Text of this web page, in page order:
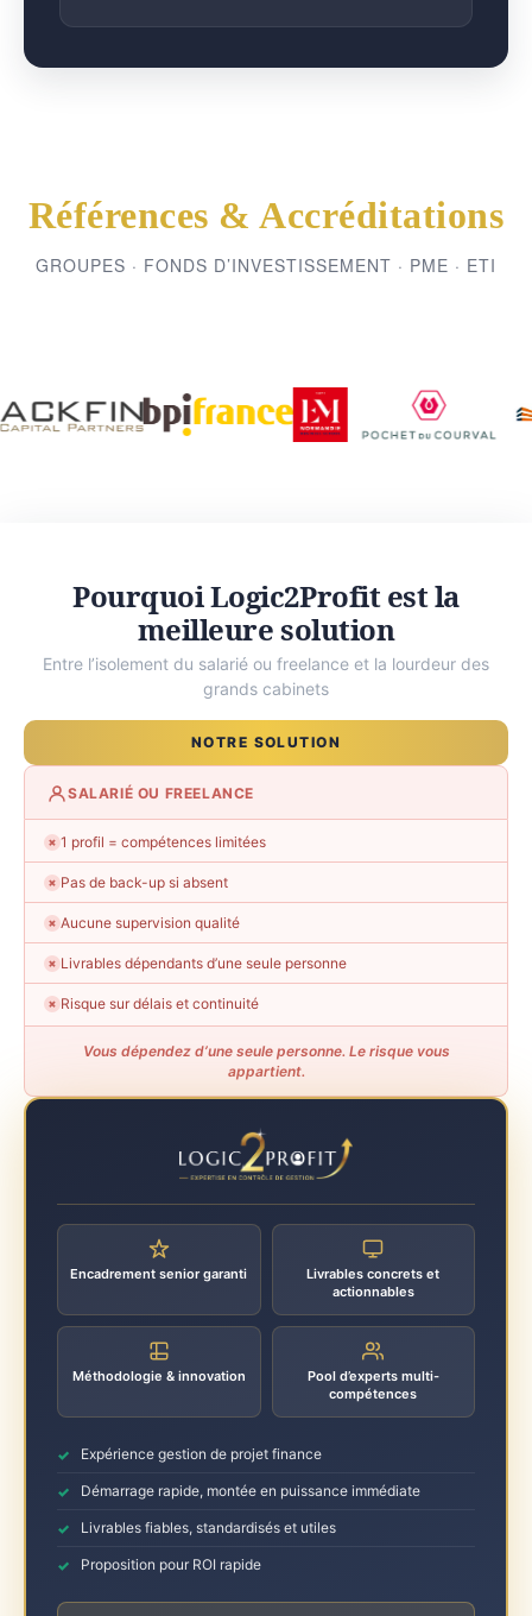
Références & Accréditations
GROUPES · FONDS D’INVESTISSEMENT · PME · ETI
Pourquoi Logic2Profit est la
meilleure solution
Entre l’isolement du salarié ou freelance et la lourdeur des
grands cabinets
NOTRE SOLUTION
SALARIÉ OU FREELANCE
✗ 1 profil = compétences limitées
✗ Pas de back-up si absent
✗ Aucune supervision qualité
✗ Livrables dépendants d’une seule personne
✗ Risque sur délais et continuité
Vous dépendez d’une seule personne. Le risque vous
appartient.
Encadrement senior garanti
Livrables concrets et
actionnables
Méthodologie & innovation
Pool d’experts multi-
compétences
Expérience gestion de projet finance
Démarrage rapide, montée en puissance immédiate
Livrables fiables, standardisés et utiles
Proposition pour ROI rapide